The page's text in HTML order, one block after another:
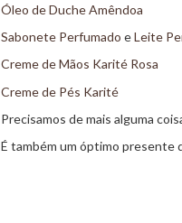
Óleo de Duche Amêndoa
Sabonete Perfumado eLeite
Creme de Mãos Karité Rosa
Creme de Pés Karité
Precisamos de mais alguma
É também um óptimo presente